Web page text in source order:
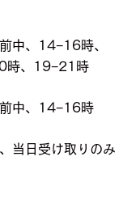
中、14−16時、
時、19−21時
中、14−16時
当日受け取りのみ